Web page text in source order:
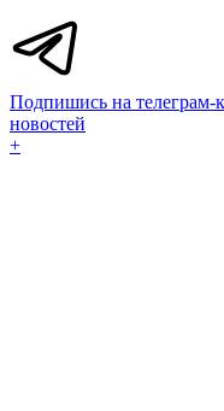
Подпишись на телеграм-
новостей
+